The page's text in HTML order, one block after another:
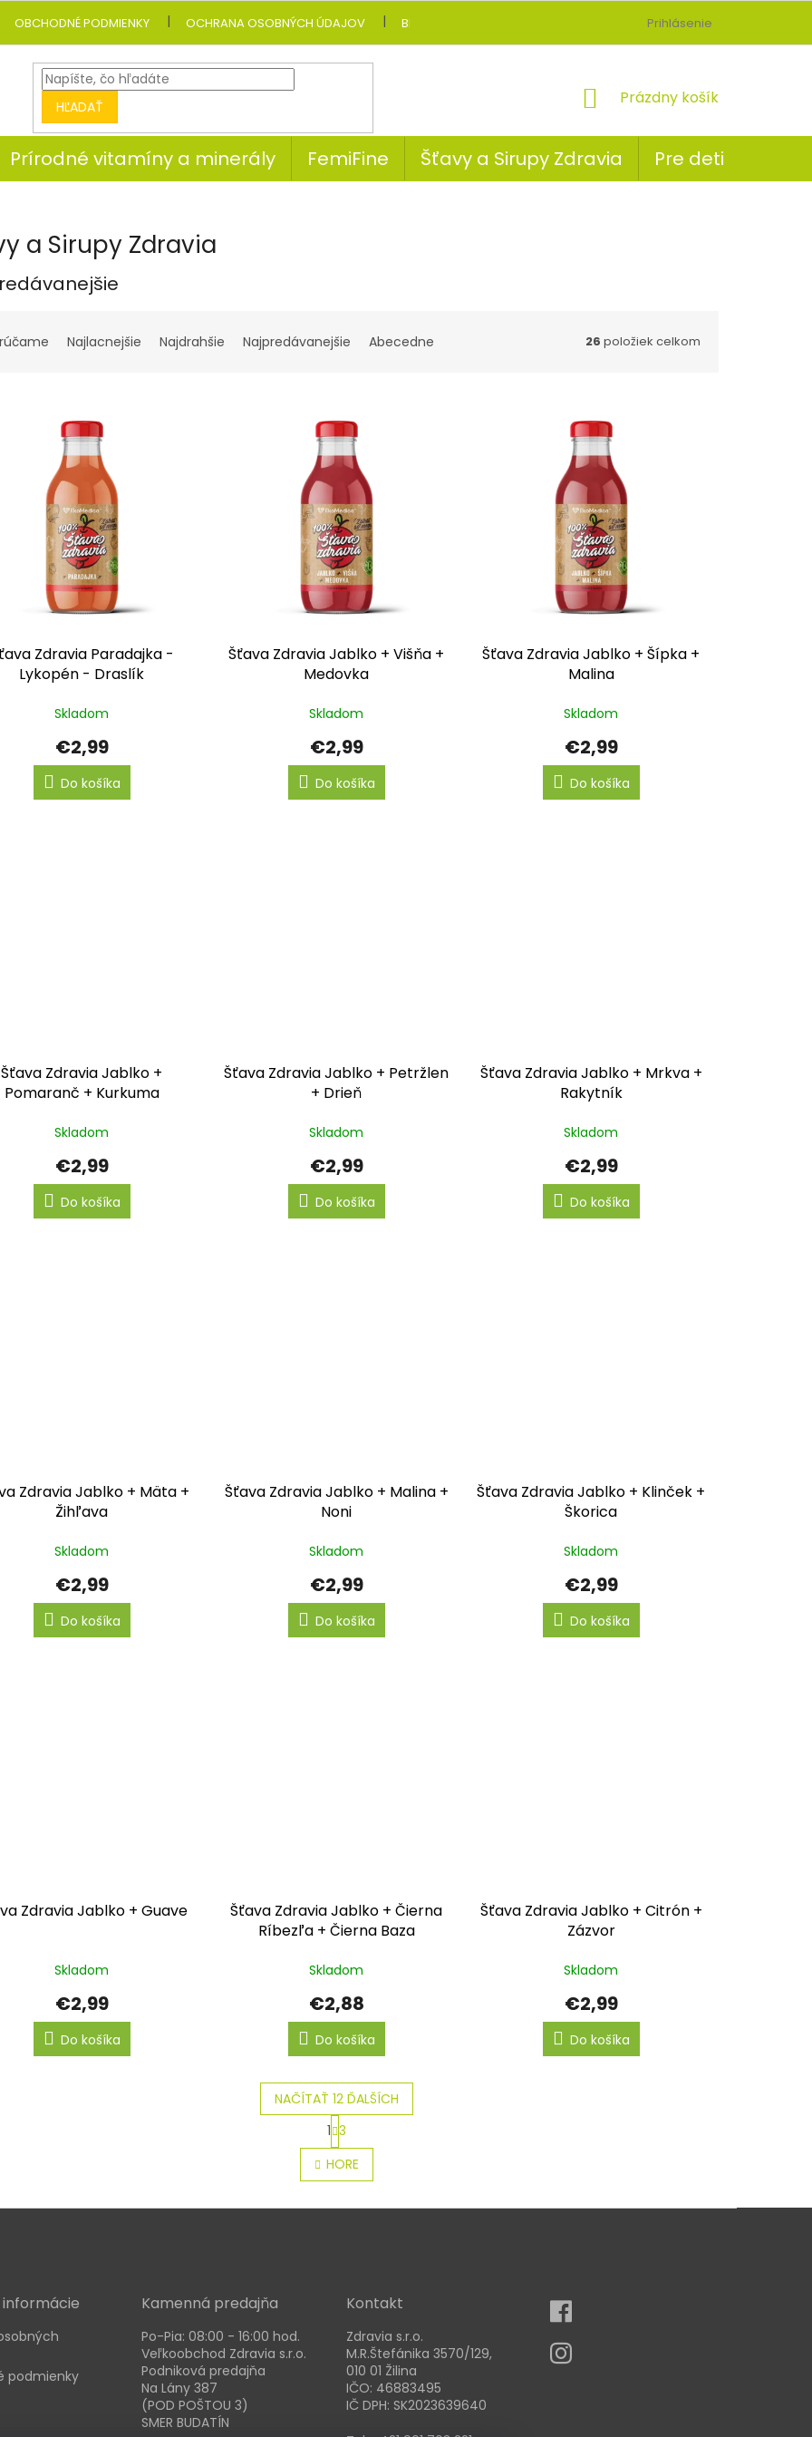
OBCHODNÉ PODMIENKY OCHRANA OSOBNÝCH ÚDAJOV BLOG Prihlásenie
HĽADAŤ
NÁKUPNÝ
Prázdny košík
Prírodné vitamíny a minerály FemiFine Šťavy a Sirupy Zdravia Pre deti
a Sirupy Zdravia
Najlacnejšie Najdrahšie Najpredávanejšie Abecedne 26 položiek celkom
Zdravia Paradajka -
Lykopén - Draslík
Skladom
€2,99
Do košíka
Šťava Zdravia Jablko + Višňa +
Medovka
Skladom
€2,99
Do košíka
Šťava Zdravia Jablko + Šípka +
Malina
Skladom
€2,99
Do košíka
Šťava Zdravia Jablko +
Pomaranč + Kurkuma
Skladom
€2,99
Do košíka
Šťava Zdravia Jablko + Petržlen
+ Drieň
Skladom
€2,99
Do košíka
Šťava Zdravia Jablko + Mrkva +
Rakytník
Skladom
€2,99
Do košíka
Zdravia Jablko + Mäta +
Žihľava
Skladom
€2,99
Do košíka
Šťava Zdravia Jablko + Malina +
Noni
Skladom
€2,99
Do košíka
Šťava Zdravia Jablko + Klinček +
Škorica
Skladom
€2,99
Do košíka
Zdravia Jablko + Guave
Skladom
€2,99
Do košíka
Šťava Zdravia Jablko + Čierna
Ríbezľa + Čierna Baza
Skladom
€2,88
Do košíka
Šťava Zdravia Jablko + Citrón +
Zázvor
Skladom
€2,99
Do košíka
O
v
l
d
NAČÍTAŤ 12 ĎALŠÍCH
S
t
r
á
n
o
1 3
HORE
podmienky
Kamenná predajňa
Po-Pia: 08:00 - 16:00 hod.
Veľkoobchod Zdravia s.r.o.
Podniková predajňa
Na Lány 387
(POD POŠTOU 3)
SMER BUDATÍN
Kontakt
Zdravia s.r.o.
M.R.Štefánika 3570/129,
010 01 Žilina
IČO: 46883495
IČ DPH: SK2023639640